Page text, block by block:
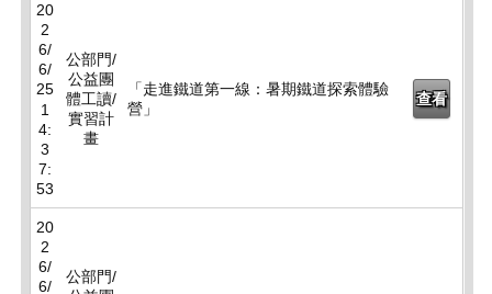
20
2
6/
6/
25
1
4:
3
7:
53
公部門/
公益團
體工讀/
實習計
畫
「走進鐵道第一線：暑期鐵道探索體驗
營」
查看
20
2
6/
6/
公部門/